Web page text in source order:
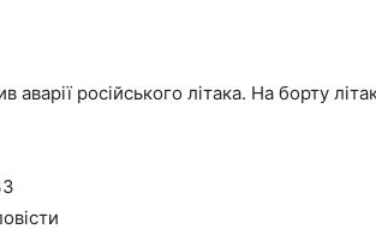
аварії російського літака. На борту